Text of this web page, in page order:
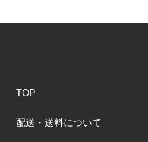
TOP
配送・送料について